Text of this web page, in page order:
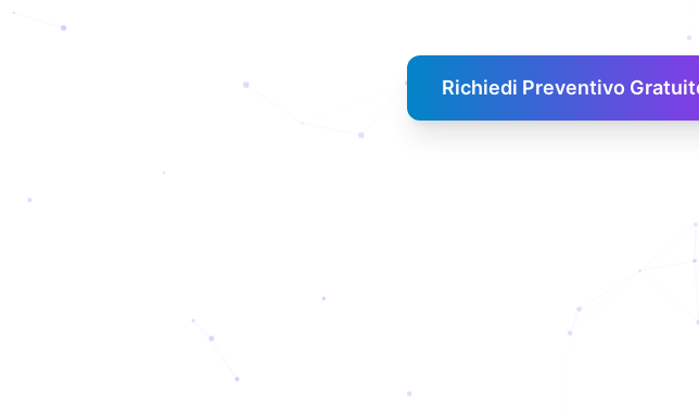
Richiedi Preventivo